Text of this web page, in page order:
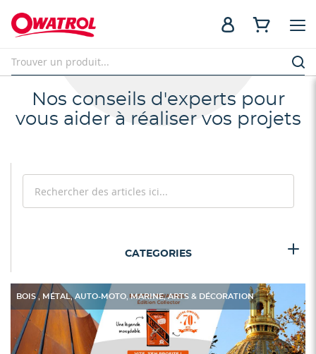
Nos conseils d'experts pour
vous aider à réaliser vos projets
BOIS, MÉTAL,AUTO-MOTO,MARINE,ARTS & DÉCORATION
CATEGORIES